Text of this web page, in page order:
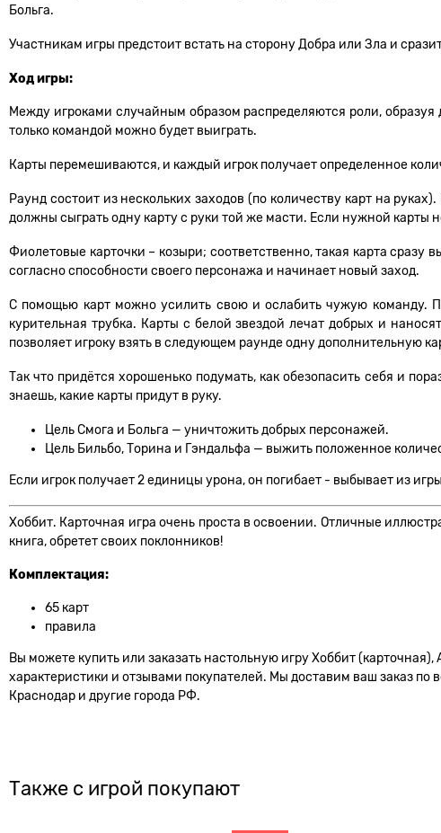
Больга.
Участникам игры предстоит встать на сторону Добра или Зла и
Ход игры:
Между игроками случайным образом распределяются роли,
только командой можно будет выиграть.
Карты перемешиваются, и каждый игрок получает определенное
Раунд состоит из нескольких заходов (по количеству карт на
должны сыграть одну карту с руки той же масти. Если нужной
Фиолетовые карточки – козыри; соответственно, такая карта
согласно способности своего персонажа и начинает новый заход.
С помощью карт можно усилить свою и ослабить чужую команду.
курительная трубка. Карты с белой звездой лечат добрых и
позволяет игроку взять в следующем раунде одну дополнительную
Так что придётся хорошенько подумать, как обезопасить себя и
знаешь, какие карты придут в руку.
Цель Смога и Больга — уничтожить добрых персонажей.
Цель Бильбо, Торина и Гэндальфа — выжить положенное
Если игрок получает 2 единицы урона, он погибает - выбывает из
Хоббит. Карточная игра очень проста в освоении. Отличные
книга, обретет своих поклонников!
Комплектация:
65 карт
правила
Вы можете купить или заказать настольную игру Хоббит
характеристики и отзывами покупателей. Мы доставим ваш заказ по
Краснодар и другие города РФ.
Также с игрой покупают